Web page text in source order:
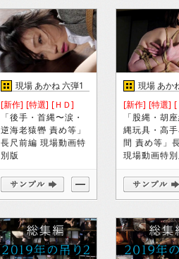
現場 あかね 六弾1
[新作] [特選] [ＨＤ]
「後手・首縄〜涙・
逆海老猿轡 責め等」
長尺前編 現場動画特
別版
現場 あか
[新作] [特選] [
「股縄・胡
縄玩具・高
間 責め等」
現場動画特